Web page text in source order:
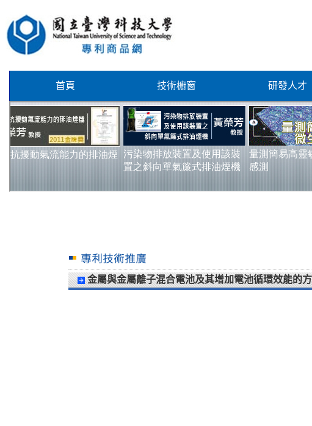
首頁 技術櫥窗 研發人才
金屬與金屬離子混合電池及其增加電池循環效能的